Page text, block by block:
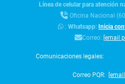
Línea de celular para atención
Oficina Nacional
:Whatsapp:Inicia
Correo: [email
Comunicaciones legales:
Correo PQR: